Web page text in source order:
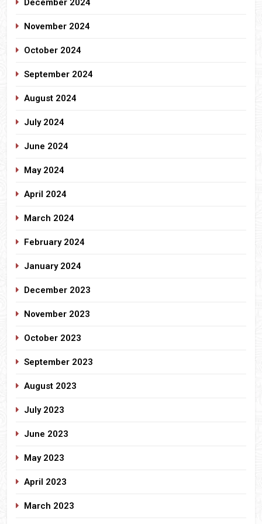
December 2024
November 2024
October 2024
September 2024
August 2024
July 2024
June 2024
May 2024
April 2024
March 2024
February 2024
January 2024
December 2023
November 2023
October 2023
September 2023
August 2023
July 2023
June 2023
May 2023
April 2023
March 2023